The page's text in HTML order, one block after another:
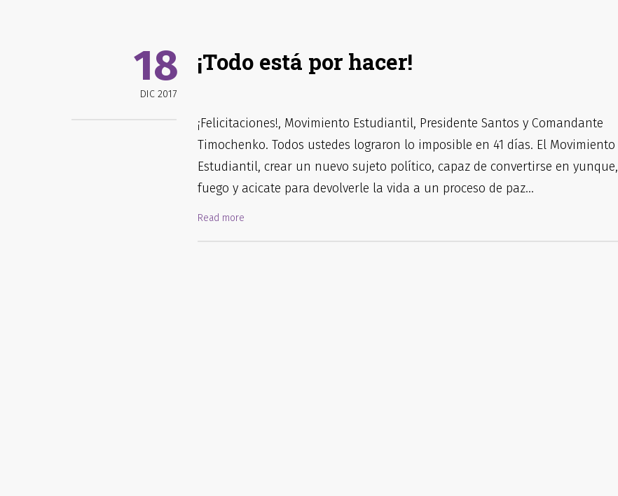
18
DIC 2017
¡Todo está por hacer!
¡Felicitaciones!, Movimiento Estudiantil, Presidente Santos y Comandante
Timochenko. Todos ustedes lograron lo imposible en 41 días. El Movimiento
Estudiantil, crear un nuevo sujeto político, capaz de convertirse en yunque,
fuego y acicate para devolverle la vida a un proceso de paz…
Read more